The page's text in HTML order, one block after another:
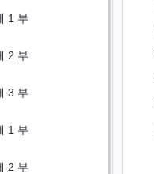
1 부
2 부
3 부
1 부
2 부